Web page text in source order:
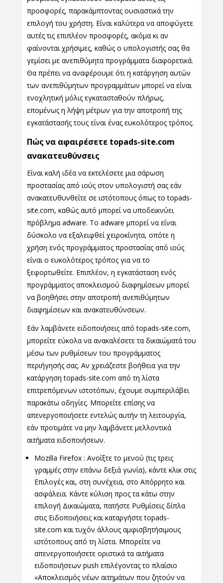
προσφορές, παρακάμπτοντας ουσιαστικά την
επιλογή του χρήστη. Είναι καλύτερα να αποφύγετε
αυτές τις επιπλέον προσφορές, ακόμα κι αν
φαίνονται χρήσιμες, καθώς ο υπολογιστής σας θα
γεμίσει με ανεπιθύμητα προγράμματα διαφορετικά.
Θα πρέπει να αναφέρουμε ότι η κατάργηση αυτών
των ανεπιθύμητων προγραμμάτων μπορεί να είναι
ενοχλητική μόλις εγκατασταθούν πλήρως,
επομένως η λήψη μέτρων για την αποτροπή της
εγκατάστασής τους είναι ένας ευκολότερος τρόπος.
Πώς να αφαιρέσετε topads-site.com
ανακατευθύνσεις
Είναι καλή ιδέα να εκτελέσετε μια σάρωση
προστασίας από ιούς στον υπολογιστή σας εάν
ανακατευθυνθείτε σε ιστότοπους όπως το topads-
site.com, καθώς αυτό μπορεί να υποδεικνύει
πρόβλημα adware. Το adware μπορεί να είναι
δύσκολο να εξαλειφθεί χειροκίνητα, οπότε η
χρήση ενός προγράμματος προστασίας από ιούς
είναι ο ευκολότερος τρόπος για να το
ξεφορτωθείτε. Επιπλέον, η εγκατάσταση ενός
προγράμματος αποκλεισμού διαφημίσεων μπορεί
να βοηθήσει στην αποτροπή ανεπιθύμητων
διαφημίσεων και ανακατευθύνσεων.
Εάν λαμβάνετε ειδοποιήσεις από topads-site.com,
μπορείτε εύκολα να ανακαλέσετε τα δικαιώματά του
μέσω των ρυθμίσεων του προγράμματος
περιήγησής σας. Αν χρειάζεστε βοήθεια για την
κατάργηση topads-site.com από τη λίστα
επιτρεπόμενων ιστοτόπων, έχουμε συμπεριλάβει
παρακάτω οδηγίες. Μπορείτε επίσης να
απενεργοποιήσετε εντελώς αυτήν τη λειτουργία,
εάν προτιμάτε να μην λαμβάνετε μελλοντικά
αιτήματα ειδοποιήσεων.
Mozilla Firefox : Ανοίξτε το μενού (τις τρεις
γραμμές στην επάνω δεξιά γωνία), κάντε κλικ στις
Επιλογές και, στη συνέχεια, στο Απόρρητο και
ασφάλεια. Κάντε κύλιση προς τα κάτω στην
επιλογή Δικαιώματα, πατήστε Ρυθμίσεις δίπλα
στις Ειδοποιήσεις και καταργήστε topads-
site.com και τυχόν άλλους αμφισβητήσιμους
ιστότοπους από τη λίστα. Μπορείτε να
απενεργοποιήσετε οριστικά τα αιτήματα
ειδοποιήσεων push επιλέγοντας το πλαίσιο
«Αποκλεισμός νέων αιτημάτων που ζητούν να